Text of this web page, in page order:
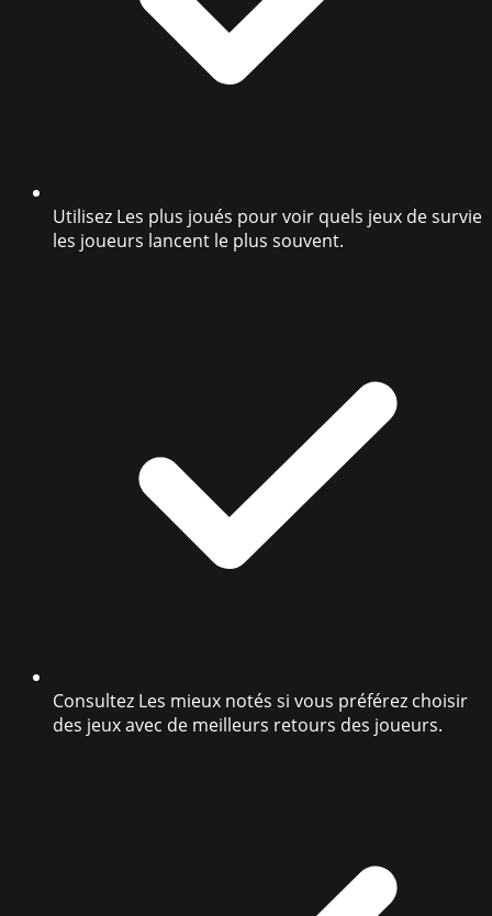
Utilisez Les plus joués pour voir quels jeux de survie
les joueurs lancent le plus souvent.
Consultez Les mieux notés si vous préférez choisir
des jeux avec de meilleurs retours des joueurs.